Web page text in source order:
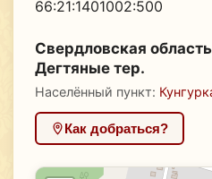
66:21:1401002:500
Свердловская
Дегтяные тер.
Населённый пункт:
Как добраться?